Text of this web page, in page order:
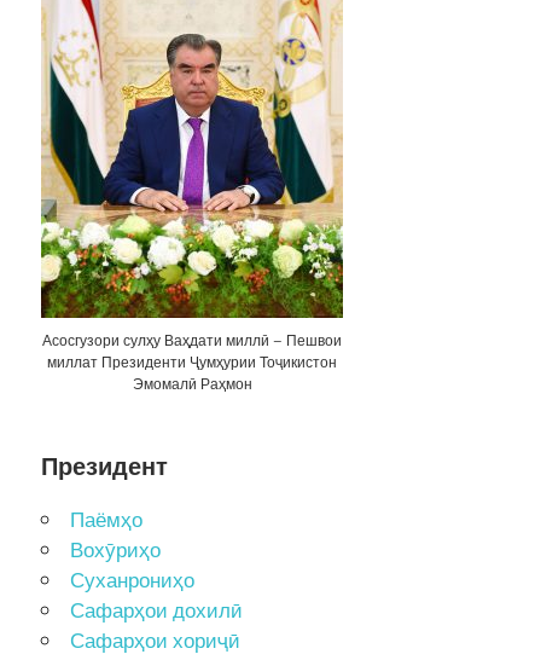
Асосгузори сулҳу Ваҳдати миллӣ – Пешвои
миллат Президенти Ҷумҳурии Тоҷикистон
Эмомалӣ Раҳмон
Президент
Паёмҳо
Вохӯриҳо
Суханрониҳо
Сафарҳои дохилӣ
Сафарҳои хориҷӣ